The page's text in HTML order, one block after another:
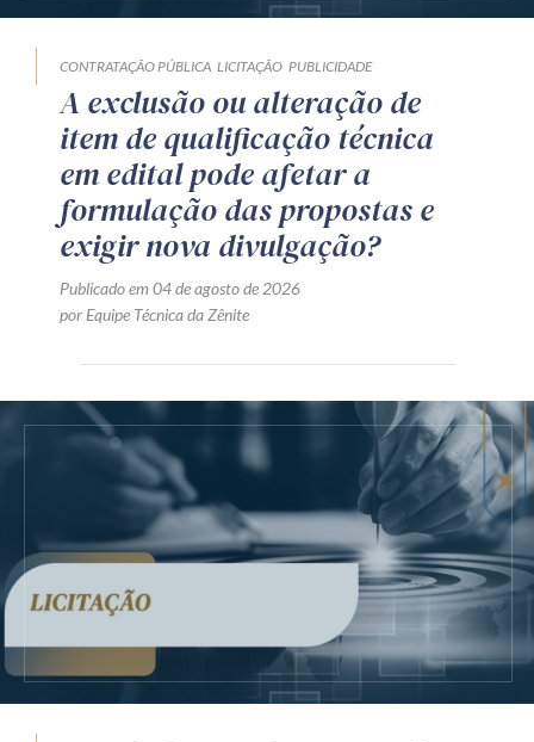
CONTRATAÇÃO PÚBLICA LICITAÇÃO PUBLICIDADE
A exclusão ou alteração de
item de qualificação técnica
em edital pode afetar a
formulação das propostas e
exigir nova divulgação?
Publicado em 04 de agosto de 2026
por Equipe Técnica da Zênite